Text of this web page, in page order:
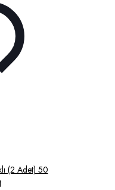
(2 Adet) 50